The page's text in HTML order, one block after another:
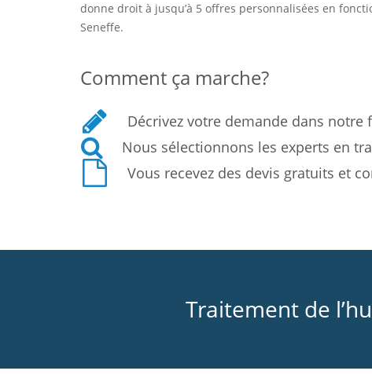
donne droit à jusqu’à 5 offres personnalisées en
Seneffe.
Comment ça marche?
Décrivez votre demande dans notre
Nous sélectionnons les experts en
Vous recevez des devis gratuits et
Traitement de